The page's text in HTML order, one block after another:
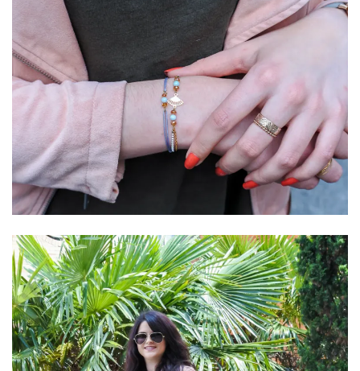
DIY/Recettes
(15)
Lecture/Séries
(13)
Vie
quotidienne/Maison
(61)
Mode
(502)
Actualités
mode
(5)
Conseils
mode